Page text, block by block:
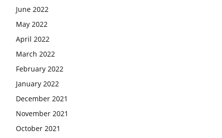
June 2022
May 2022
April 2022
March 2022
February 2022
January 2022
December 2021
November 2021
October 2021